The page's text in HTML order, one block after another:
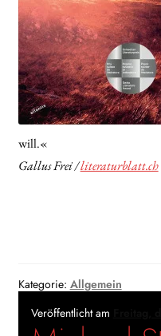
will.«
Gallus Frei /literaturblatt.ch
Kategorie: Allgemein
Veröffentlicht am